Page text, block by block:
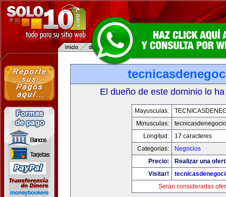
El dueño de este dominio lo
Mayusculas:
Minusculas:
Longitud:
17 caracteres
Categorias:
Negocios
Precio:
Realizar una
Visitar!
Serán consideradas